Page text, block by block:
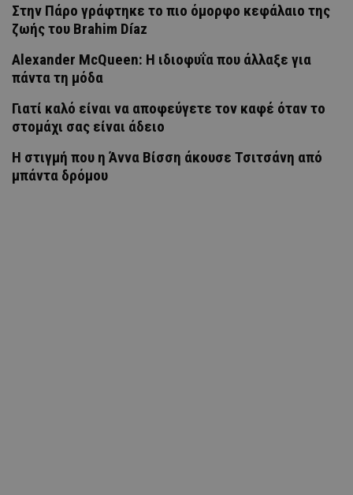
Στην Πάρο γράφτηκε το πιο όμορφο κεφάλαιο της
ζωής του Brahim Díaz
Alexander McQueen: Η ιδιοφυΐα που άλλαξε για
πάντα τη μόδα
Γιατί καλό είναι να αποφεύγετε τον καφέ όταν το
στομάχι σας είναι άδειο
H στιγμή που η Άννα Βίσση άκουσε Τσιτσάνη από
μπάντα δρόμου